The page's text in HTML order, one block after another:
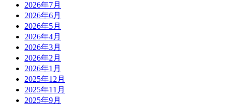
2026年7月
2026年6月
2026年5月
2026年4月
2026年3月
2026年2月
2026年1月
2025年12月
2025年11月
2025年9月